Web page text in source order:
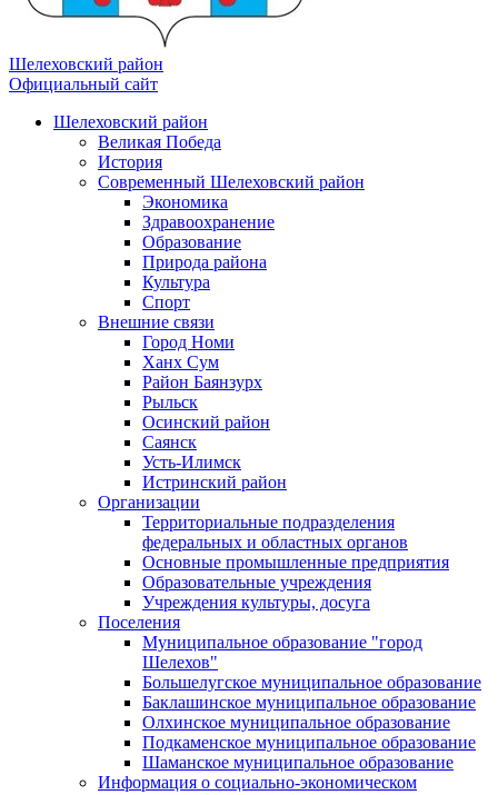
Шелеховский район
Официальный сайт
Шелеховский район
Великая Победа
История
Современный Шелеховский район
Экономика
Здравоохранение
Образование
Природа района
Культура
Спорт
Внешние связи
Город Номи
Ханх Сум
Район Баянзурх
Рыльск
Осинский район
Саянск
Усть-Илимск
Истринский район
Организации
Территориальные подразделения
федеральных и областных органов
Основные промышленные предприятия
Образовательные учреждения
Учреждения культуры, досуга
Поселения
Муниципальное образование "город
Шелехов"
Большелугское муниципальное образование
Баклашинское муниципальное образование
Олхинское муниципальное образование
Подкаменское муниципальное образование
Шаманское муниципальное образование
Информация о социально-экономическом